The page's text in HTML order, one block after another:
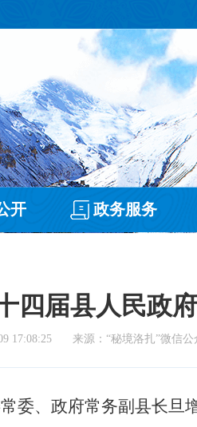
开 政务服务
四届县人民政
17:08:25 来源：“秘境洛扎”微信公
委、政府常务副县长旦